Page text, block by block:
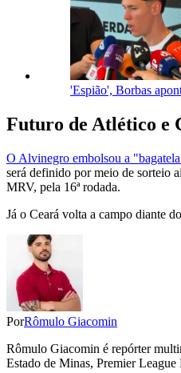
'Espião', Borbas
Futuro de Atlético e
O Alvinegro embolsou a
será definido por meio de sorteio
MRV, pela 16ª rodada.
Já o Ceará volta a campo diante
PorRômulo Giacomin
Rômulo Giacomin é repórter
Estado de Minas, Premier